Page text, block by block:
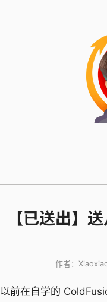
【已送出】
作者：
以前在自学的